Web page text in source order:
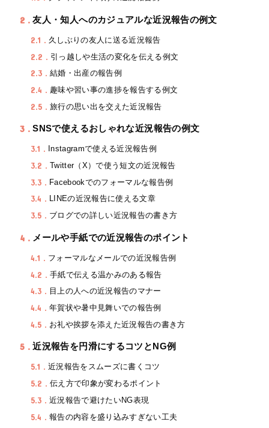
2 友人・知人へのカジュアルな近況報告の例文
2.1 久しぶりの友人に送る近況報告
2.2 引っ越しや生活の変化を伝える例文
2.3 結婚・出産の報告例
2.4 趣味や習い事の進捗を報告する例文
2.5 旅行の思い出を交えた近況報告
3 SNSで使えるおしゃれな近況報告の例文
3.1 Instagramで使える近況報告例
3.2 Twitter（X）で使う短文の近況報告
3.3 Facebookでのフォーマルな報告例
3.4 LINEの近況報告に使える文章
3.5 ブログでの詳しい近況報告の書き方
4 メールや手紙での近況報告のポイント
4.1 フォーマルなメールでの近況報告例
4.2 手紙で伝える温かみのある報告
4.3 目上の人への近況報告のマナー
4.4 年賀状や暑中見舞いでの報告例
4.5 お礼や挨拶を添えた近況報告の書き方
5 近況報告を円滑にするコツとNG例
5.1 近況報告をスムーズに書くコツ
5.2 伝え方で印象が変わるポイント
5.3 近況報告で避けたいNG表現
5.4 報告の内容を盛り込みすぎない工夫